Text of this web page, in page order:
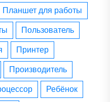
планшет для работы
пользователь
принтер
производитель
ребёнок